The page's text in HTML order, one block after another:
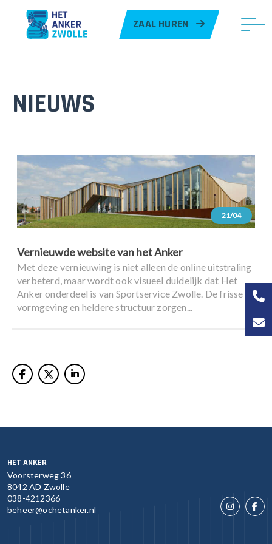
ZAAL HUREN
NIEUWS
Vernieuwde website van het Anker
Met deze vernieuwing is niet alleen de online uitstraling
verbeterd, maar wordt ook visueel duidelijk dat Het
Anker onderdeel is van Sportservice Zwolle. De frisse
vormgeving en heldere structuur zorgen...
21/04
HET ANKER
Voorsterweg 36
8042 AD Zwolle
038-4212366
beheer@ochetanker.nl